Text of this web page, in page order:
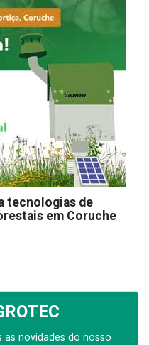
tecnologias de
em Coruche
as novidades do nosso